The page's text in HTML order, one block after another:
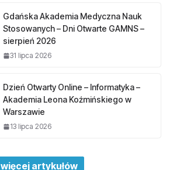
Gdańska Akademia Medyczna Nauk
Stosowanych – Dni Otwarte GAMNS –
sierpień 2026
31 lipca 2026
Dzień Otwarty Online – Informatyka –
Akademia Leona Koźmińskiego w
Warszawie
13 lipca 2026
więcej artykułów